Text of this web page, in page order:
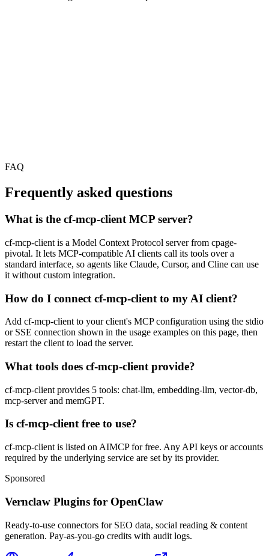
FAQ
Frequently asked questions
What is the cf-mcp-client MCP server?
cf-mcp-client is a Model Context Protocol server from cpage-
pivotal. It lets MCP-compatible AI clients call its tools over a
standard interface, so agents like Claude, Cursor, and Cline can use
it without custom integration.
How do I connect cf-mcp-client to my AI client?
Add cf-mcp-client to your client's MCP configuration using the stdio
or SSE connection shown in the usage examples on this page, then
restart the client to load the server.
What tools does cf-mcp-client provide?
cf-mcp-client provides 5 tools: chat-llm, embedding-llm, vector-db,
mcp-server and memGPT.
Is cf-mcp-client free to use?
cf-mcp-client is listed on AIMCP for free. Any API keys or accounts
required by the underlying service are set by its provider.
Sponsored
Vernclaw Plugins for OpenClaw
Ready-to-use connectors for SEO data, social reading & content
generation. Pay-as-you-go credits with audit logs.